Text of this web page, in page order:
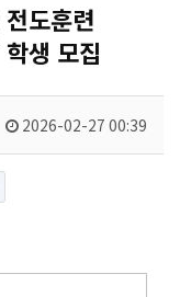
도훈련
생 모집
2026-02-27 00:39